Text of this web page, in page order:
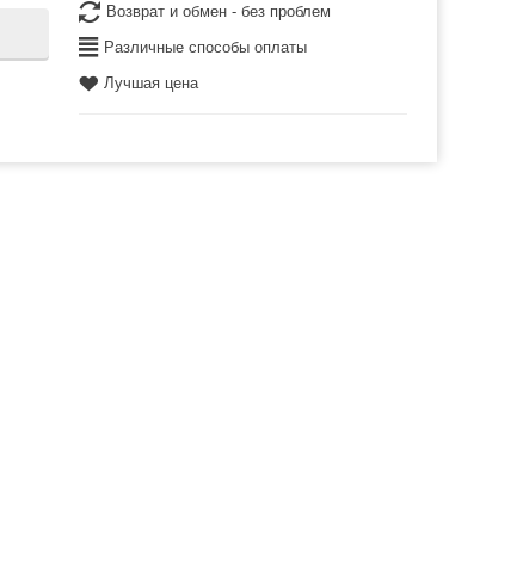
Возврат и обмен - без проблем
Различные способы оплаты
Лучшая цена